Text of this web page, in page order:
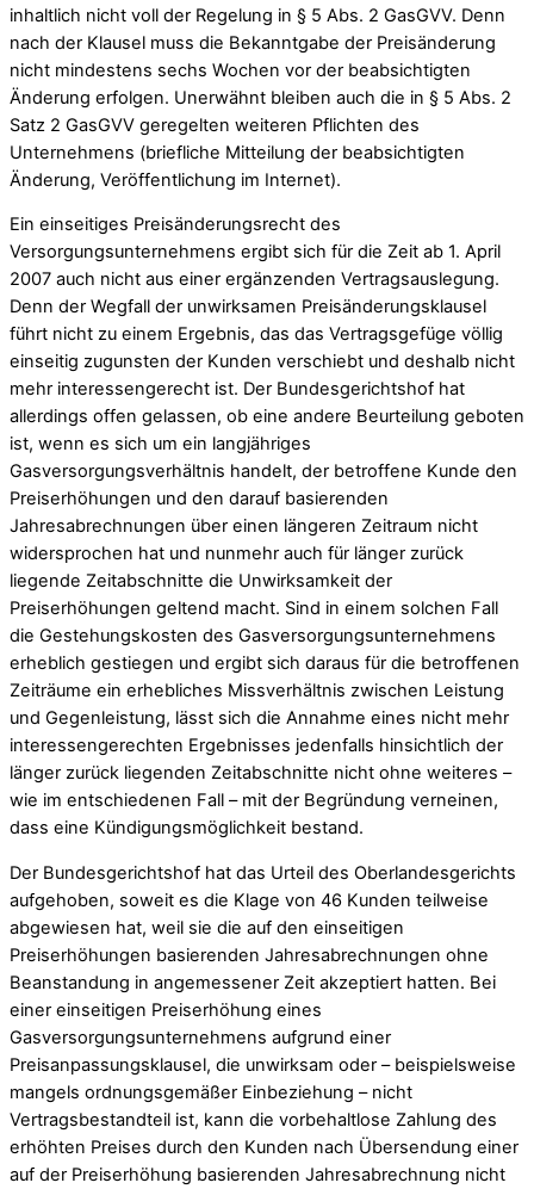
inhaltlich nicht voll der Regelung in § 5 Abs. 2 GasGVV. Denn
nach der Klausel muss die Bekanntgabe der Preisänderung
nicht mindestens sechs Wochen vor der beabsichtigten
Änderung erfolgen. Unerwähnt bleiben auch die in § 5 Abs. 2
Satz 2 GasGVV geregelten weiteren Pflichten des
Unternehmens (briefliche Mitteilung der beabsichtigten
Änderung, Veröffentlichung im Internet).
Ein einseitiges Preisänderungsrecht des
Versorgungsunternehmens ergibt sich für die Zeit ab 1. April
2007 auch nicht aus einer ergänzenden Vertragsauslegung.
Denn der Wegfall der unwirksamen Preisänderungsklausel
führt nicht zu einem Ergebnis, das das Vertragsgefüge völlig
einseitig zugunsten der Kunden verschiebt und deshalb nicht
mehr interessengerecht ist. Der Bundesgerichtshof hat
allerdings offen gelassen, ob eine andere Beurteilung geboten
ist, wenn es sich um ein langjähriges
Gasversorgungsverhältnis handelt, der betroffene Kunde den
Preiserhöhungen und den darauf basierenden
Jahresabrechnungen über einen längeren Zeitraum nicht
widersprochen hat und nunmehr auch für länger zurück
liegende Zeitabschnitte die Unwirksamkeit der
Preiserhöhungen geltend macht. Sind in einem solchen Fall
die Gestehungskosten des Gasversorgungsunternehmens
erheblich gestiegen und ergibt sich daraus für die betroffenen
Zeiträume ein erhebliches Missverhältnis zwischen Leistung
und Gegenleistung, lässt sich die Annahme eines nicht mehr
interessengerechten Ergebnisses jedenfalls hinsichtlich der
länger zurück liegenden Zeitabschnitte nicht ohne weiteres –
wie im entschiedenen Fall – mit der Begründung verneinen,
dass eine Kündigungsmöglichkeit bestand.
Der Bundesgerichtshof hat das Urteil des Oberlandesgerichts
aufgehoben, soweit es die Klage von 46 Kunden teilweise
abgewiesen hat, weil sie die auf den einseitigen
Preiserhöhungen basierenden Jahresabrechnungen ohne
Beanstandung in angemessener Zeit akzeptiert hatten. Bei
einer einseitigen Preiserhöhung eines
Gasversorgungsunternehmens aufgrund einer
Preisanpassungsklausel, die unwirksam oder – beispielsweise
mangels ordnungsgemäßer Einbeziehung – nicht
Vertragsbestandteil ist, kann die vorbehaltlose Zahlung des
erhöhten Preises durch den Kunden nach Übersendung einer
auf der Preiserhöhung basierenden Jahresabrechnung nicht